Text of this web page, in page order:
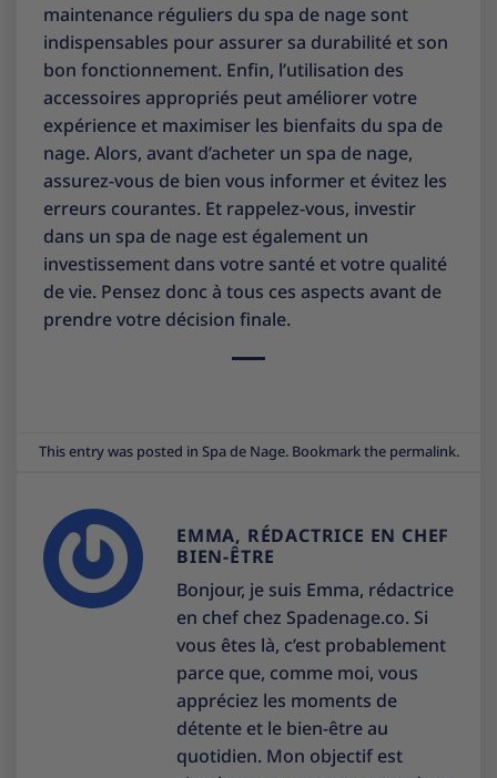
maintenance réguliers du spa de nage sont
indispensables pour assurer sa durabilité et son
bon fonctionnement. Enfin, l’utilisation des
accessoires appropriés peut améliorer votre
expérience et maximiser les bienfaits du spa de
nage. Alors, avant d’acheter un spa de nage,
assurez-vous de bien vous informer et évitez les
erreurs courantes. Et rappelez-vous, investir
dans un spa de nage est également un
investissement dans votre santé et votre qualité
de vie. Pensez donc à tous ces aspects avant de
prendre votre décision finale.
This entry was posted in Spa de Nage. Bookmark the permalink.
EMMA, RÉDACTRICE EN CHEF
BIEN-ÊTRE
Bonjour, je suis Emma, rédactrice
en chef chez Spadenage.co. Si
vous êtes là, c’est probablement
parce que, comme moi, vous
appréciez les moments de
détente et le bien-être au
quotidien. Mon objectif est